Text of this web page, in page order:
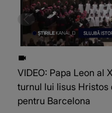
VIDEO: Papa Leon al
turnul lui Iisus Hristos
pentru Barcelona